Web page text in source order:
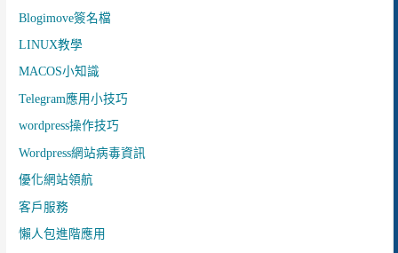
Blogimove簽名檔
LINUX教學
MACOS小知識
Telegram應用小技巧
wordpress操作技巧
Wordpress網站病毒資訊
優化網站領航
客戶服務
懶人包進階應用